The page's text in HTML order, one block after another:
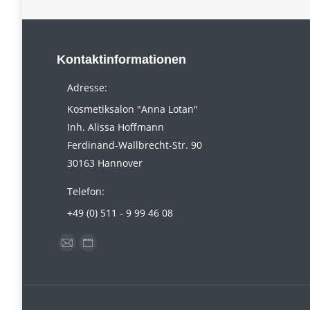
Kontaktinformationen
Adresse:
Kosmetiksalon "Anna Lotan"
Inh. Alissa Hoffmann
Ferdinand-Wallbrecht-Str. 90
30163 Hannover
Telefon:
+49 (0) 511 - 9 99 46 08
Finden Sie uns auf:
E-
page
Website
opens